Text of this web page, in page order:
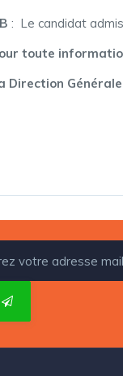
: Le candidat
toute
Direction Générale